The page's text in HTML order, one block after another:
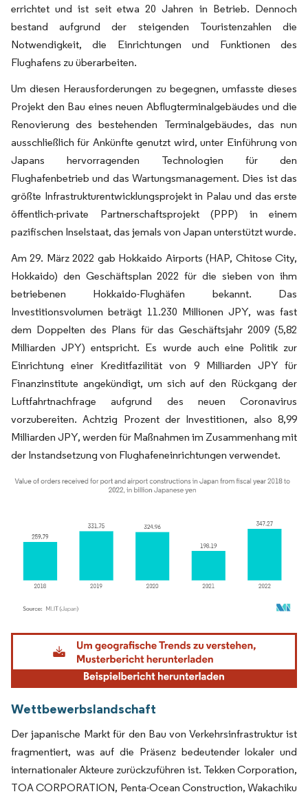
errichtet und ist seit etwa 20 Jahren in Betrieb. Dennoch
bestand aufgrund der steigenden Touristenzahlen die
Notwendigkeit, die Einrichtungen und Funktionen des
Flughafens zu überarbeiten.
Um diesen Herausforderungen zu begegnen, umfasste dieses
Projekt den Bau eines neuen Abflugterminalgebäudes und die
Renovierung des bestehenden Terminalgebäudes, das nun
ausschließlich für Ankünfte genutzt wird, unter Einführung von
Japans hervorragenden Technologien für den
Flughafenbetrieb und das Wartungsmanagement. Dies ist das
größte Infrastrukturentwicklungsprojekt in Palau und das erste
öffentlich-private Partnerschaftsprojekt (PPP) in einem
pazifischen Inselstaat, das jemals von Japan unterstützt wurde.
Am 29. März 2022 gab Hokkaido Airports (HAP, Chitose City,
Hokkaido) den Geschäftsplan 2022 für die sieben von ihm
betriebenen Hokkaido-Flughäfen bekannt. Das
Investitionsvolumen beträgt 11.230 Millionen JPY, was fast
dem Doppelten des Plans für das Geschäftsjahr 2009 (5,82
Milliarden JPY) entspricht. Es wurde auch eine Politik zur
Einrichtung einer Kreditfazilität von 9 Milliarden JPY für
Finanzinstitute angekündigt, um sich auf den Rückgang der
Luftfahrtnachfrage aufgrund des neuen Coronavirus
vorzubereiten. Achtzig Prozent der Investitionen, also 8,99
Milliarden JPY, werden für Maßnahmen im Zusammenhang mit
der Instandsetzung von Flughafeneinrichtungen verwendet.
Bild © Mordor Intelligence. Wiederverwendung erfordert Namensnennung gemäß
Wettbewerbslandschaft
Der japanische Markt für den Bau von Verkehrsinfrastruktur ist
fragmentiert, was auf die Präsenz bedeutender lokaler und
internationaler Akteure zurückzuführen ist. Tekken Corporation,
TOA CORPORATION, Penta-Ocean Construction, Wakachiku